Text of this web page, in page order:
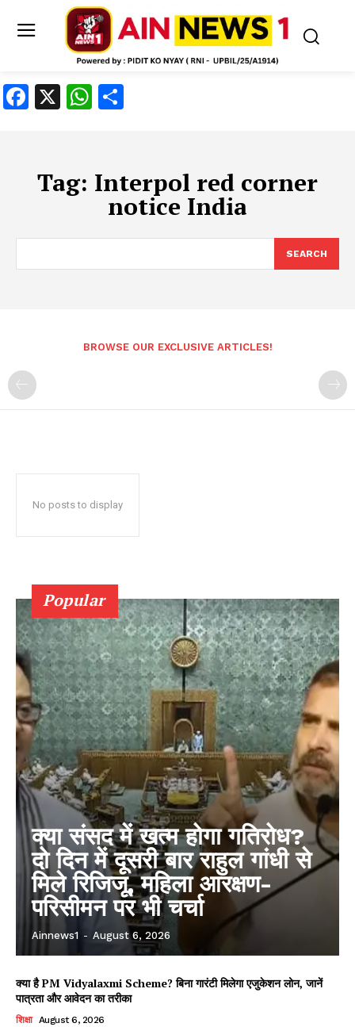
Facebook
X WhatsApp
Tag: Interpol red corner
notice India
SEARCH
BROWSE OUR EXCLUSIVE ARTICLES!
No posts to display
Popular
क्या संसद में खत्म होगा गतिरोध?
दो दिन में दूसरी बार राहुल गांधी से
मिले रिजिजू, महिला आरक्षण-
परिसीमन पर भी चर्चा
Ainnews1 - August 6, 2026
क्या है PM Vidyalaxmi Scheme? बिना गारंटी मिलेगा एजुकेशन लोन, जानें
पात्रता और आवेदन का तरीका
शिक्षा August 6, 2026